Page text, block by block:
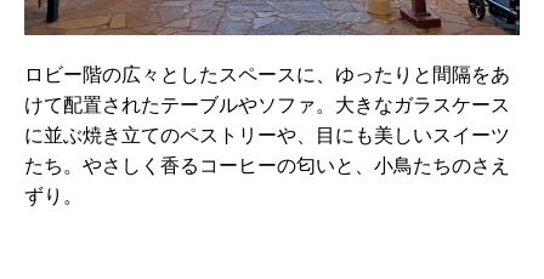
ロビー階の広々としたスペースに、ゆったりと間隔をあ
けて配置されたテーブルやソファ。大きなガラスケース
に並ぶ焼き立てのペストリーや、目にも美しいスイーツ
たち。やさしく香るコーヒーの匂いと、小鳥たちのさえ
ずり。